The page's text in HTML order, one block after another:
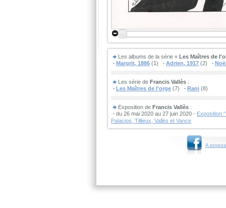
Les albums de la série « Les Maîtres de
Margrit, 1886 (1) Adrien, 1917 (2)
Les série de Francis Vallès :
Les Maîtres de l'orge (7) Rani (8)
Exposition de Francis Vallès :
du 26 mai 2020 au 27 juin 2020 - Exposition
Palacios, Tillieux, Vallès et Vance
A